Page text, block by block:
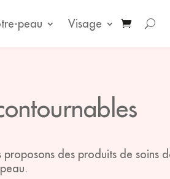
peau Visage
des produits de soins